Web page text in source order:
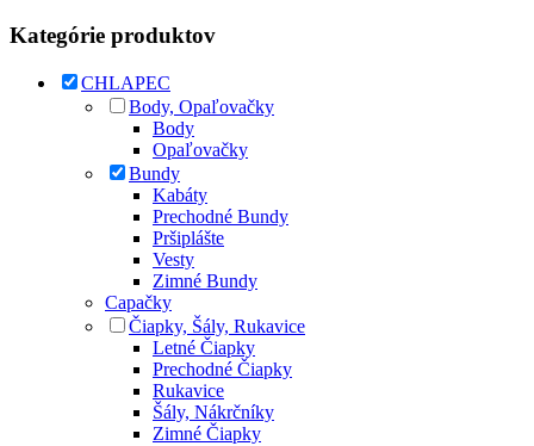
Kategórie produktov
CHLAPEC
Body, Opaľovačky
Body
Opaľovačky
Bundy
Kabáty
Prechodné Bundy
Pršiplášte
Vesty
Zimné Bundy
Capačky
Čiapky, Šály, Rukavice
Letné Čiapky
Prechodné Čiapky
Rukavice
Šály, Nákrčníky
Zimné Čiapky